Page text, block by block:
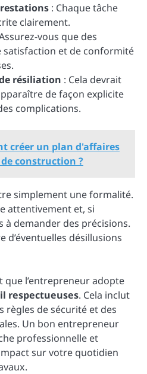
: Chaque tâche
clairement.
vous que des
satisfaction et de conformité
résiliation : Cela devrait
de façon explicite
complications.
créer un plan d'affaires
construction ?
simplement une formalité.
attentivement et, si
à demander des précisions.
d’éventuelles désillusions
que l’entrepreneur adopte
respectueuses. Cela inclut
règles de sécurité et des
Un bon entrepreneur
professionnelle et
sur votre quotidien